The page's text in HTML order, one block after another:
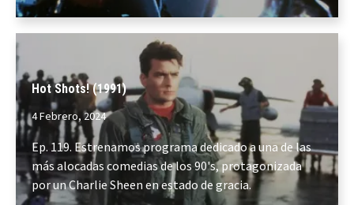
Hot Shots! (1991)
4 Febrero, 2024
Ep. 119. Estrenamos programa dedicado a una de las
más alocadas comedias de los 90's, protagonizada
por un Charlie Sheen en estado de gracia.